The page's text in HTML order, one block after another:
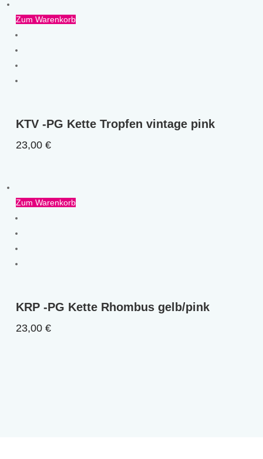
Zum Warenkorb
KTV -PG Kette Tropfen vintage pink
23,00€
Zum Warenkorb
KRP -PG Kette Rhombus gelb/pink
23,00€